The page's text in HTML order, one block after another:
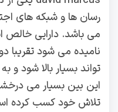
نامیده می شود تقریبا
تواند بسیار بالا شود
این بین بسیار می
تلاش خود کسب کرده